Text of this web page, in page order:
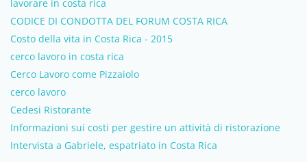
lavorare in costa rica
CODICE DI CONDOTTA DEL FORUM COSTA RICA
Costo della vita in Costa Rica - 2015
cerco lavoro in costa rica
Cerco Lavoro come Pizzaiolo
cerco lavoro
Cedesi Ristorante
Informazioni sui costi per gestire un attività di ristorazione
Intervista a Gabriele, espatriato in Costa Rica